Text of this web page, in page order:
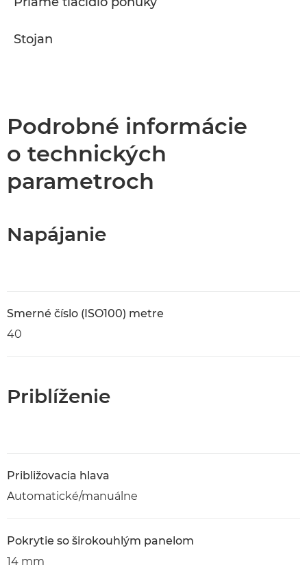
Stojan
Podrobné informácie
o technických
parametroch
Napájanie
Smerné číslo (ISO100) metre
40
Priblíženie
Približovacia hlava
Automatické/manuálne
Pokrytie so širokouhlým panelom
14 mm